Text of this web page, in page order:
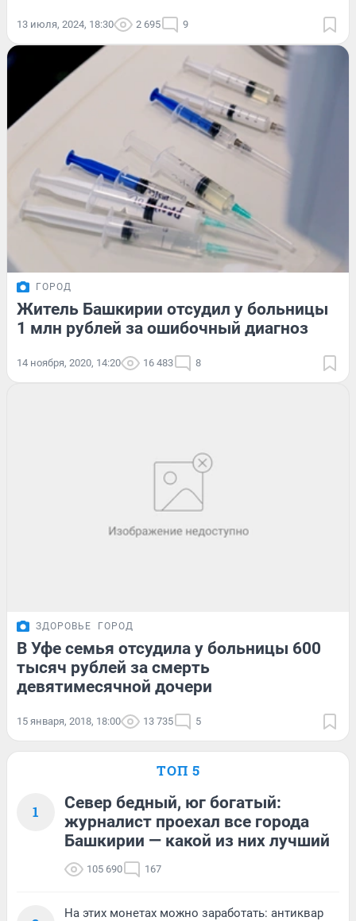
13 июля, 2024, 18:30 2 695 9
ГОРОД
Житель Башкирии отсудил у больницы
1 млн рублей за ошибочный диагноз
14 ноября, 2020, 14:20 16 483 8
ЗДОРОВЬЕ ГОРОД
В Уфе семья отсудила у больницы 600
тысяч рублей за смерть
девятимесячной дочери
15 января, 2018, 18:00 13 735 5
ТОП 5
1
Север бедный, юг богатый:
журналист проехал все города
Башкирии — какой из них лучший
105 690 167
На этих монетах можно заработать: антиквар